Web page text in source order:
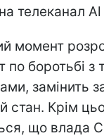
телеканал
момент
по боротьбі з
замінить
стан. Крім
що влада